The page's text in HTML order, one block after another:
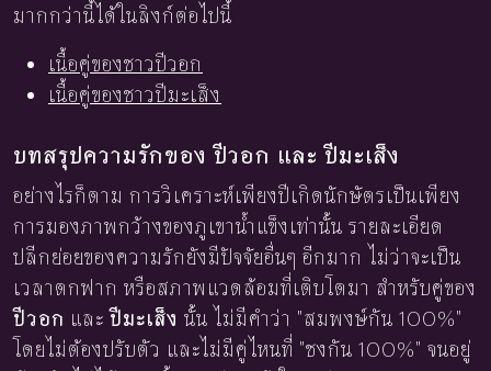
มากกว่านี้ได้ในลิงก์ต่อไปนี้
เนื้อคู่ของชาวปีวอก
เนื้อคู่ของชาวปีมะเส็ง
บทสรุปความรักของ ปีวอก และ ปีมะเส็ง
อย่างไรก็ตาม การวิเคราะห์เพียงปีเกิดนักษัตรเป็นเพียง
การมองภาพกว้างของภูเขาน้ำแข็งเท่านั้น รายละเอียด
ปลีกย่อยของความรักยังมีปัจจัยอื่นๆ อีกมาก ไม่ว่าจะเป็น
เวลาตกฟาก หรือสภาพแวดล้อมที่เติบโตมา สำหรับคู่ของ
ปีวอก และปีมะเส็ง นั้น ไม่มีคำว่า "สมพงษ์กัน 100%"
โดยไม่ต้องปรับตัว และไม่มีคู่ไหนที่ "ชงกัน 100%" จนอยู่